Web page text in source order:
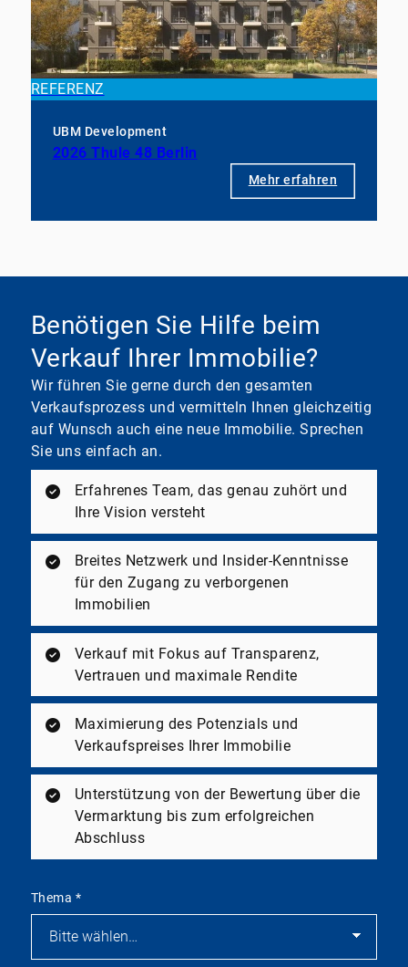
REFERENZ
UBM Development
2026 Thule 48 Berlin
Mehr erfahren
Benötigen Sie Hilfe beim
Verkauf Ihrer Immobilie?
Wir führen Sie gerne durch den gesamten
Verkaufsprozess und vermitteln Ihnen gleichzeitig
auf Wunsch auch eine neue Immobilie. Sprechen
Sie uns einfach an.
Erfahrenes Team, das genau zuhört und
Ihre Vision versteht
Breites Netzwerk und Insider-Kenntnisse
für den Zugang zu verborgenen
Immobilien
Verkauf mit Fokus auf Transparenz,
Vertrauen und maximale Rendite
Maximierung des Potenzials und
Verkaufspreises Ihrer Immobilie
Unterstützung von der Bewertung über die
Vermarktung bis zum erfolgreichen
Abschluss
Thema *